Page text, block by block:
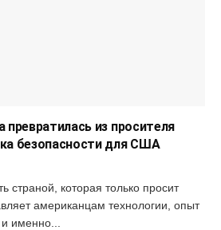
превратилась из просителя
безопасности для США
страной, которая только просит
американцам технологии, опыт
именно...